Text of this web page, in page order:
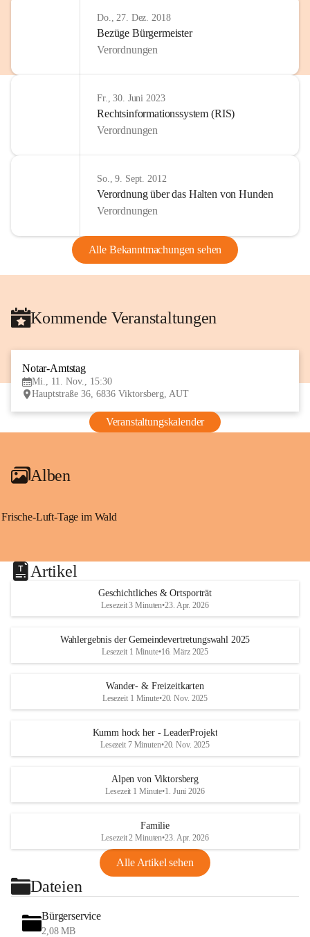
Do., 27. Dez. 2018
Bezüge Bürgermeister
Verordnungen
Fr., 30. Juni 2023
Rechtsinformationssystem (RIS)
Verordnungen
So., 9. Sept. 2012
Verordnung über das Halten von Hunden
Verordnungen
Alle Bekanntmachungen sehen
Kommende Veranstaltungen
Notar-Amtstag
Mi., 11. Nov., 15:30
Hauptstraße 36, 6836 Viktorsberg, AUT
Veranstaltungskalender
Alben
Frische-Luft-Tage im Wald
Artikel
Geschichtliches & Ortsporträt
Lesezeit 3 Minuten•23. Apr. 2026
Wahlergebnis der Gemeindevertretungswahl 2025
Lesezeit 1 Minute•16. März 2025
Wander- & Freizeitkarten
Lesezeit 1 Minute•20. Nov. 2025
Kumm hock her - LeaderProjekt
Lesezeit 7 Minuten•20. Nov. 2025
Alpen von Viktorsberg
Lesezeit 1 Minute•1. Juni 2026
Familie
Lesezeit 2 Minuten•23. Apr. 2026
Alle Artikel sehen
Dateien
Bürgerservice
2,08 MB